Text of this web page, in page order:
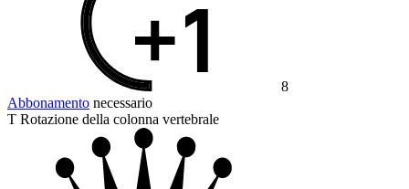
8
Abbonamento necessario
T Rotazione della colonna vertebrale